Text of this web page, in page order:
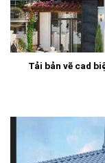
Tải bản vẽ cad